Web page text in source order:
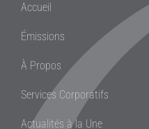
Accueil
Émissions
À Propos
Services Corporatifs
Actualités à la Une